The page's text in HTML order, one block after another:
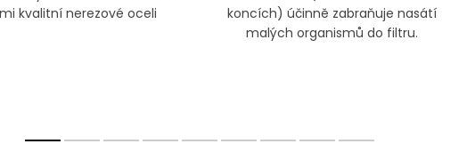
kvalitní nerezové oceli
koncích) účinně zabraňuje nasátí
malých organismů do filtru.